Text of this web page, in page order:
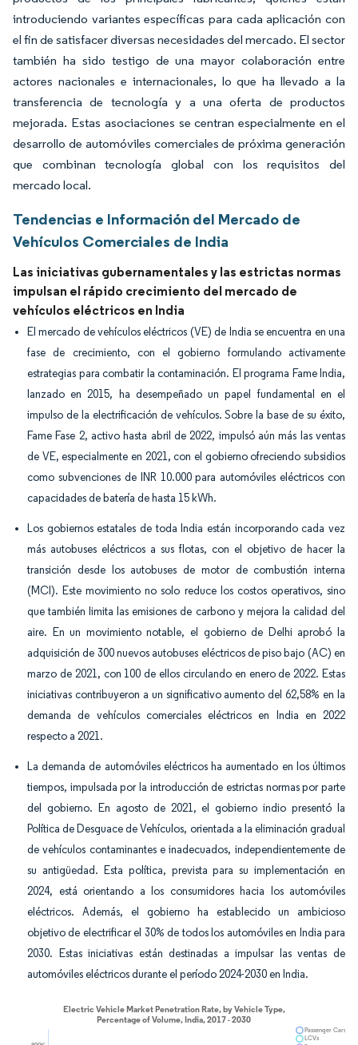
introduciendo variantes específicas para cada aplicación con
el fin de satisfacer diversas necesidades del mercado. El sector
también ha sido testigo de una mayor colaboración entre
actores nacionales e internacionales, lo que ha llevado a la
transferencia de tecnología y a una oferta de productos
mejorada. Estas asociaciones se centran especialmente en el
desarrollo de automóviles comerciales de próxima generación
que combinan tecnología global con los requisitos del
mercado local.
Tendencias e Información del Mercado de
Vehículos Comerciales de India
Las iniciativas gubernamentales y las estrictas normas
impulsan el rápido crecimiento del mercado de
vehículos eléctricos en India
El mercado de vehículos eléctricos (VE) de India se encuentra en una
fase de crecimiento, con el gobierno formulando activamente
estrategias para combatir la contaminación. El programa Fame India,
lanzado en 2015, ha desempeñado un papel fundamental en el
impulso de la electrificación de vehículos. Sobre la base de su éxito,
Fame Fase 2, activo hasta abril de 2022, impulsó aún más las ventas
de VE, especialmente en 2021, con el gobierno ofreciendo subsidios
como subvenciones de INR 10.000 para automóviles eléctricos con
capacidades de batería de hasta 15 kWh.
Los gobiernos estatales de toda India están incorporando cada vez
más autobuses eléctricos a sus flotas, con el objetivo de hacer la
transición desde los autobuses de motor de combustión interna
(MCI). Este movimiento no solo reduce los costos operativos, sino
que también limita las emisiones de carbono y mejora la calidad del
aire. En un movimiento notable, el gobierno de Delhi aprobó la
adquisición de 300 nuevos autobuses eléctricos de piso bajo (AC) en
marzo de 2021, con 100 de ellos circulando en enero de 2022. Estas
iniciativas contribuyeron a un significativo aumento del 62,58% en la
demanda de vehículos comerciales eléctricos en India en 2022
respecto a 2021.
La demanda de automóviles eléctricos ha aumentado en los últimos
tiempos, impulsada por la introducción de estrictas normas por parte
del gobierno. En agosto de 2021, el gobierno indio presentó la
Política de Desguace de Vehículos, orientada a la eliminación gradual
de vehículos contaminantes e inadecuados, independientemente de
su antigüedad. Esta política, prevista para su implementación en
2024, está orientando a los consumidores hacia los automóviles
eléctricos. Además, el gobierno ha establecido un ambicioso
objetivo de electrificar el 30% de todos los automóviles en India para
2030. Estas iniciativas están destinadas a impulsar las ventas de
automóviles eléctricos durante el período 2024-2030 en India.